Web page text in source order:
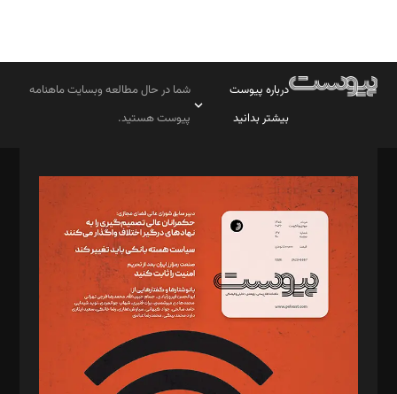
درباره پیوست
بیشتر بدانید
شما در حال مطالعه وبسایت ماهنامه
پیوست هستید.
مدیر مسئول: محمدباقر اثنی‌عشری
سردبیر: مهرک محمودی
دبیر تحریریه: میثم قاسمی
د‌بیر ناداستان: سمانه سمیع
د‌بیر خدمت و تجارت: ابوالفضل رجبی
د‌بیر حقوق فناوری: حسام‌الدین ایپکچی
د‌بیر پیوست جهان: مینا پاکدل
د‌بیر تحریریه آنلاین: بابک نقاش
تحریریه‌: مجتبی محمود‌ی، آرش برهمند، یسنا امان‌پور، سروش کرمیان،